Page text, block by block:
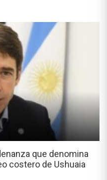
que denomina
costero de Ushuaia